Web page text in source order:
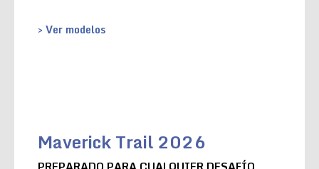
> Ver modelos
Maverick Trail 2026